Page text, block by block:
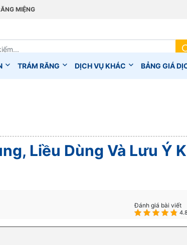
MIỆNG
TRÁM RĂNG DỊCH VỤ KHÁC BẢNG GIÁ
Liều Dùng Và Lưu Ý
Đánh giá bài viết